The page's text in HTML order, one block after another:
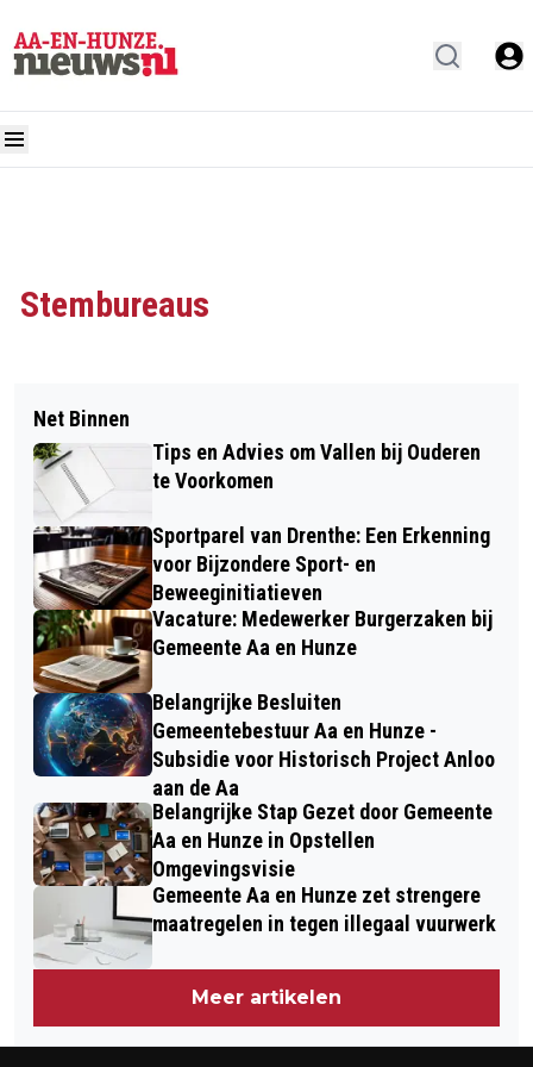
Stembureaus
Net Binnen
Tips en Advies om Vallen bij Ouderen
te Voorkomen
Sportparel van Drenthe: Een Erkenning
voor Bijzondere Sport- en
Beweeginitiatieven
Vacature: Medewerker Burgerzaken bij
Gemeente Aa en Hunze
Belangrijke Besluiten
Gemeentebestuur Aa en Hunze -
Subsidie voor Historisch Project Anloo
aan de Aa
Belangrijke Stap Gezet door Gemeente
Aa en Hunze in Opstellen
Omgevingsvisie
Gemeente Aa en Hunze zet strengere
maatregelen in tegen illegaal vuurwerk
Meer artikelen